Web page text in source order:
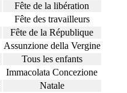
Fête de la libération
Fête des travailleurs
Fête de la République
Assunzione della Vergine
Tous les enfants
Immacolata Concezione
Natale